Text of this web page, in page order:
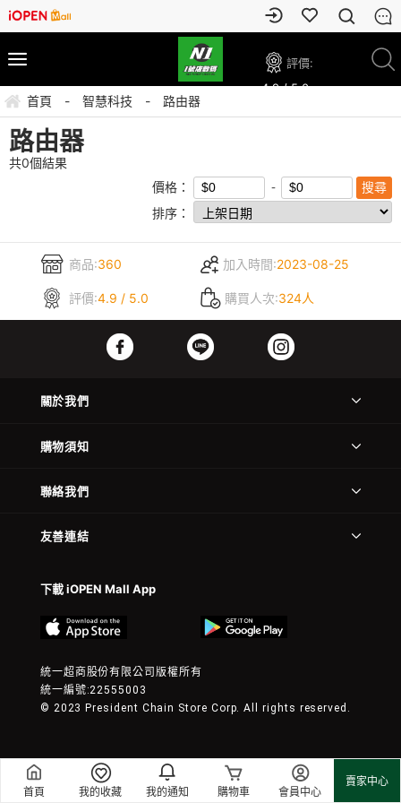
首頁 我的收藏 我的通知 購物車 會員中心
賣家中心
評價:
4.9 / 5.0
首頁 - 智慧科技 - 路由器
路由器
共0個結果
價格：
排序：
商品:360 加入時間:2023-08-25
評價:4.9 / 5.0 購買人次:324人
關於我們
購物須知
聯絡我們
友善連結
下載 iOPEN Mall App
統一超商股份有限公司版權所有
統一編號:22555003
© 2023 President Chain Store Corp. All rights reserved.